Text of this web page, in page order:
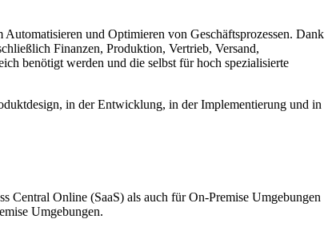
und Optimieren von Geschäftsprozessen. Dank
Finanzen, Produktion, Vertrieb, Versand,
benötigt werden und die selbst für hoch spezialisierte
in der Entwicklung, in der Implementierung und in
Central Online (SaaS) als auch für On-Premise Umgebungen
Umgebungen.